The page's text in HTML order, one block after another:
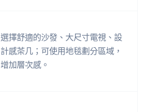
選擇舒適的沙發、大尺寸電視、設
計感茶几；可使用地毯劃分區域，
增加層次感。